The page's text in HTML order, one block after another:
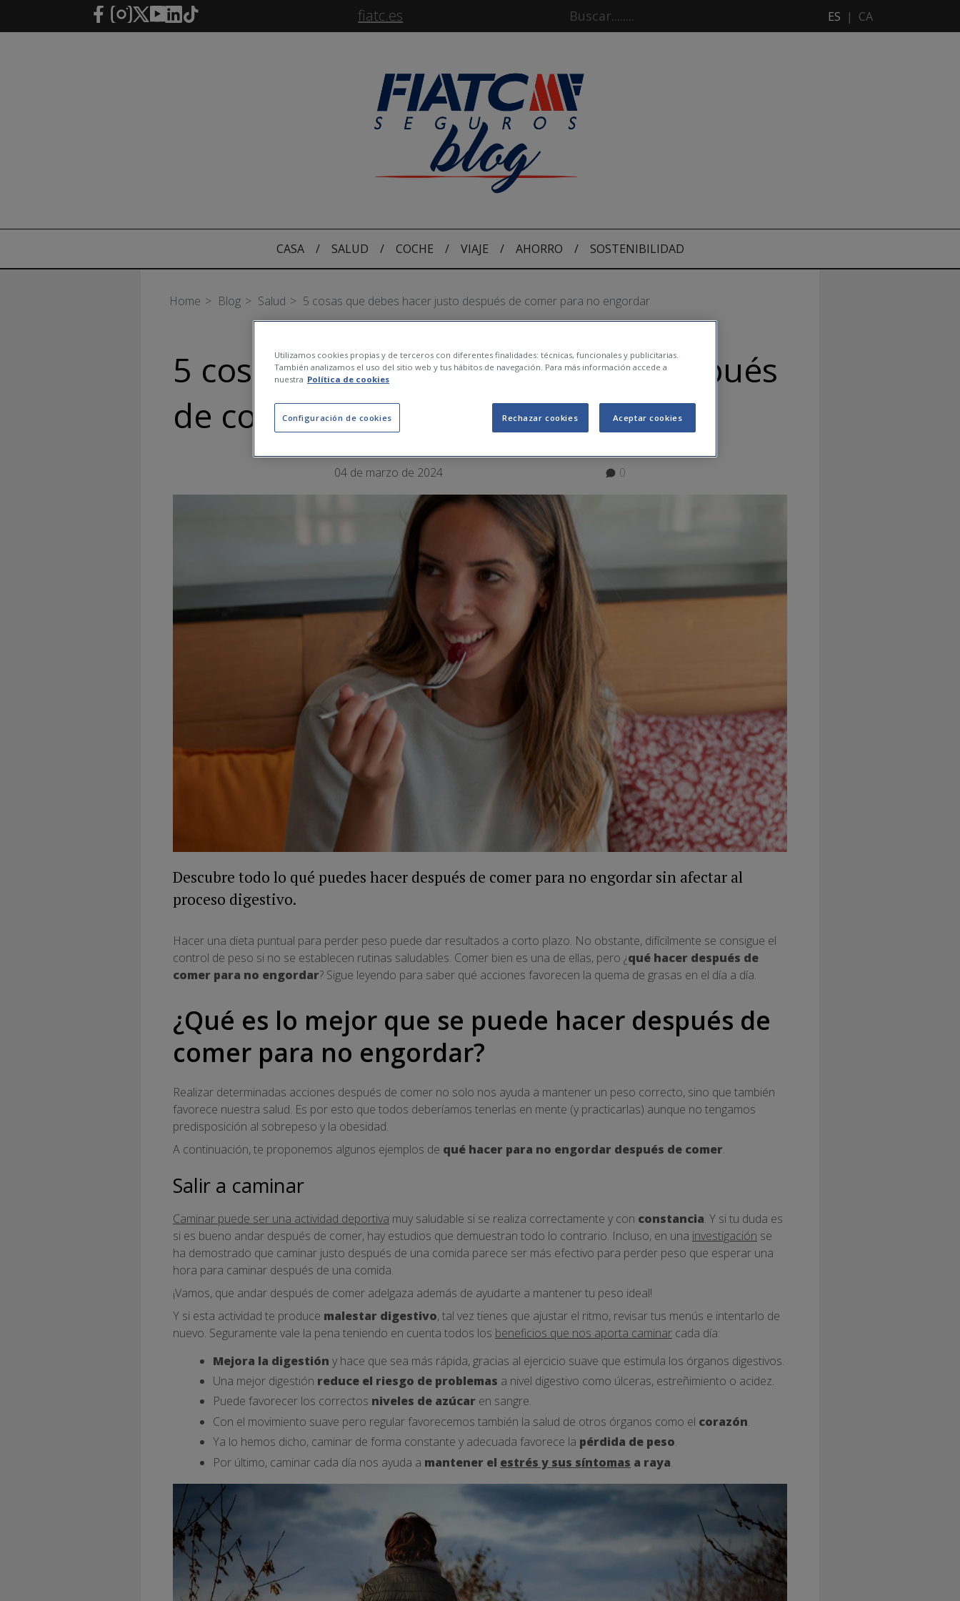
Saltar al contenido principal fiatc.es ES | CA
CASA / SALUD / COCHE / VIAJE / AHORRO / SOSTENIBILIDAD
Home Blog Salud 5 cosas que debes hacer justo después de comer para no engordar
5 cosas que debes hacer justo después
de comer para no engordar
04 de marzo de 2024 0
Descubre todo lo qué puedes hacer después de comer para no engordar sin afectar al
proceso digestivo.
Hacer una dieta puntual para perder peso puede dar resultados a corto plazo. No obstante, difícilmente se consigue el
control de peso si no se establecen rutinas saludables. Comer bien es una de ellas, pero ¿qué hacer después de
comer para no engordar? Sigue leyendo para saber qué acciones favorecen la quema de grasas en el día a día.
¿Qué es lo mejor que se puede hacer después de
comer para no engordar?
Realizar determinadas acciones después de comer no solo nos ayuda a mantener un peso correcto, sino que también
favorece nuestra salud. Es por esto que todos deberíamos tenerlas en mente (y practicarlas) aunque no tengamos
predisposición al sobrepeso y la obesidad.
A continuación, te proponemos algunos ejemplos de qué hacer para no engordar después de comer.
Salir a caminar
Caminar puede ser una actividad deportiva muy saludable si se realiza correctamente y con constancia. Y si tu duda es
si es bueno andar después de comer, hay estudios que demuestran todo lo contrario. Incluso, en una investigación se
ha demostrado que caminar justo después de una comida parece ser más efectivo para perder peso que esperar una
hora para caminar después de una comida.
¡Vamos, que andar después de comer adelgaza además de ayudarte a mantener tu peso ideal!
Y si esta actividad te produce malestar digestivo, tal vez tienes que ajustar el ritmo, revisar tus menús e intentarlo de
nuevo. Seguramente vale la pena teniendo en cuenta todos los beneficios que nos aporta caminar cada día:
Mejora la digestión y hace que sea más rápida, gracias al ejercicio suave que estimula los órganos digestivos.
Una mejor digestión reduce el riesgo de problemas a nivel digestivo como úlceras, estreñimiento o acidez.
Puede favorecer los correctos niveles de azúcar en sangre.
Con el movimiento suave pero regular favorecemos también la salud de otros órganos como el corazón.
Ya lo hemos dicho, caminar de forma constante y adecuada favorece la pérdida de peso.
Por último, caminar cada día nos ayuda a mantener el estrés y sus síntomas a raya.
Utilizamos cookies propias y de terceros con diferentes finalidades: técnicas, funcionales y publicitarias.
También analizamos el uso del sitio web y tus hábitos de navegación. Para más información accede a
nuestra Política de cookies
Configuración de cookies Rechazar cookies Aceptar cookies